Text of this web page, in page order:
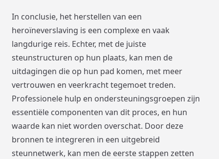
In conclusie, het herstellen van een
heroïneverslaving is een complexe en vaak
langdurige reis. Echter, met de juiste
steunstructuren op hun plaats, kan men de
uitdagingen die op hun pad komen, met meer
vertrouwen en veerkracht tegemoet treden.
Professionele hulp en ondersteuningsgroepen zijn
essentiële componenten van dit proces, en hun
waarde kan niet worden overschat. Door deze
bronnen te integreren in een uitgebreid
steunnetwerk, kan men de eerste stappen zetten